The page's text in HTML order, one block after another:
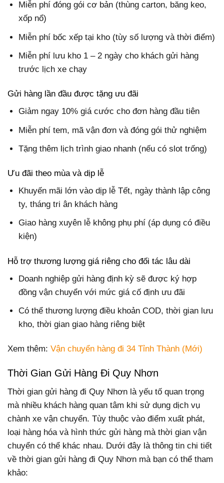
Miễn phí đóng gói cơ bản (thùng carton, băng keo,
xốp nổ)
Miễn phí bốc xếp tại kho (tùy số lượng và thời điểm)
Miễn phí lưu kho 1 – 2 ngày cho khách gửi hàng
trước lịch xe chạy
Gửi hàng lần đầu được tặng ưu đãi
Giảm ngay 10% giá cước cho đơn hàng đầu tiên
Miễn phí tem, mã vận đơn và đóng gói thử nghiệm
Tặng thêm lịch trình giao nhanh (nếu có slot trống)
Ưu đãi theo mùa và dịp lễ
Khuyến mãi lớn vào dịp lễ Tết, ngày thành lập công
ty, tháng tri ân khách hàng
Giao hàng xuyên lễ không phụ phí (áp dụng có điều
kiện)
Hỗ trợ thương lượng giá riêng cho đối tác lâu dài
Doanh nghiệp gửi hàng định kỳ sẽ được ký hợp
đồng vận chuyển với mức giá cố định ưu đãi
Có thể thương lượng điều khoản COD, thời gian lưu
kho, thời gian giao hàng riêng biệt
Xem thêm: Vận chuyển hàng đi 34 Tỉnh Thành (Mới)
Thời Gian Gửi Hàng Đi Quy Nhơn
Thời gian gửi hàng đi Quy Nhơn là yếu tố quan trọng
mà nhiều khách hàng quan tâm khi sử dụng dịch vụ
chành xe vận chuyển. Tùy thuộc vào điểm xuất phát,
loại hàng hóa và hình thức gửi hàng mà thời gian vận
chuyển có thể khác nhau. Dưới đây là thông tin chi tiết
về thời gian gửi hàng đi Quy Nhơn mà bạn có thể tham
khảo: